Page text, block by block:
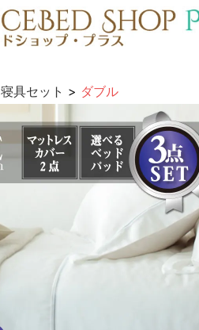
寝具セット > ダブル